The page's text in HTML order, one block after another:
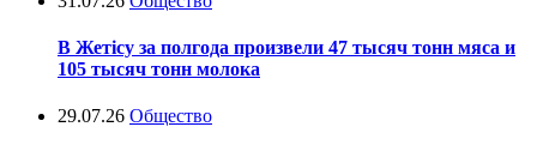
В Жетісу за полгода произвели 47 тысяч тонн мяса и
105 тысяч тонн молока
29.07.26 Общество